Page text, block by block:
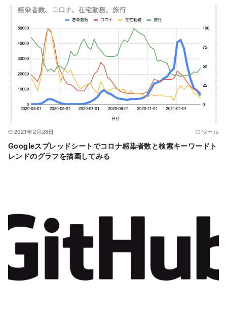
2021年2月28日 ツール
Googleスプレッドシートでコロナ感染者数と検索キーワードト
レンドのグラフを描画してみる